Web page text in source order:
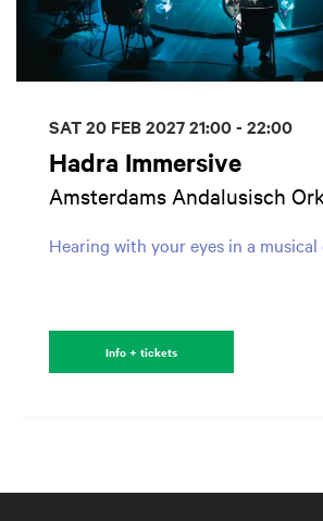
Hadra Immersive
Amsterdams Andalusisch
Hearing with your eyes in a
SAT 20 FEB 202721:00 - 22:00
Info + tickets